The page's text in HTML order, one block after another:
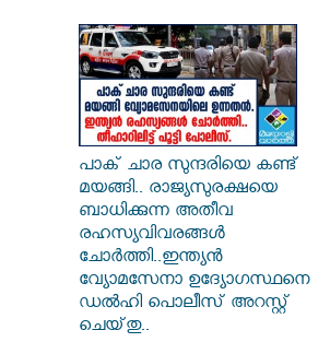
പാക് ചാര സുന്ദരിയെ കണ്ട്
മയങ്ങി.. രാജ്യസുരക്ഷയെ
ബാധിക്കുന്ന അതീവ
രഹസ്യവിവരങ്ങൾ
ചോർത്തി..ഇന്ത്യൻ
വ്യോമസേനാ ഉദ്യോഗസ്ഥനെ
ഡൽഹി പൊലീസ് അറസ്റ്റ്
ചെയ്‌തു..